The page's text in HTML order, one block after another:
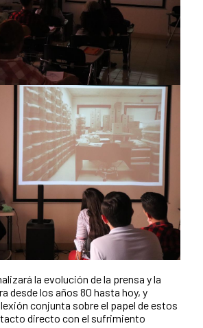
la evolución de la prensa y la
desde los años 80 hasta hoy, y
conjunta sobre el papel de estos
directo con el sufrimiento